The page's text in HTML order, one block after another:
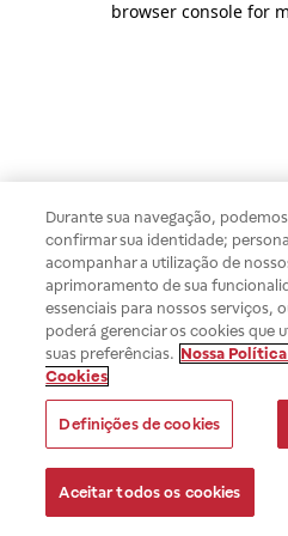
browser console for
Durante sua navegação,
confirmar sua identidade;
acompanhar a utilização de
aprimoramento de sua
essenciais para nossos serviços,
poderá gerenciar os cookies que
suas preferências. Nossa
Cookies
Definições de cookies
Aceitar todos os cookies